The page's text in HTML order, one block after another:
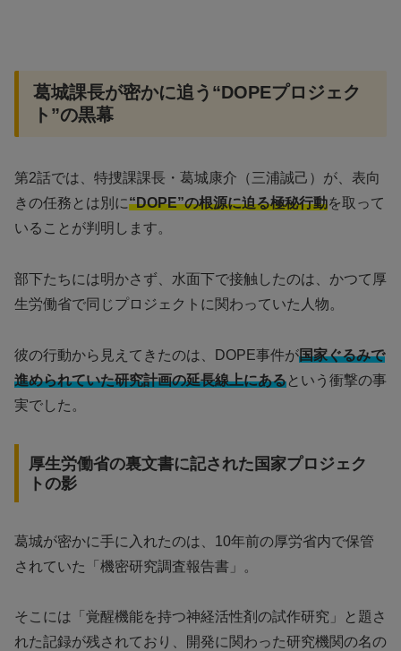
葛城課長が密かに追う“DOPEプロジェク
ト”の黒幕
第2話では、特捜課課長・葛城康介（三浦誠己）が、表向
きの任務とは別に“DOPE”の根源に迫る極秘行動を取って
いることが判明します。
部下たちには明かさず、水面下で接触したのは、かつて厚
生労働省で同じプロジェクトに関わっていた人物。
彼の行動から見えてきたのは、DOPE事件が国家ぐるみで
進められていた研究計画の延長線上にあるという衝撃の事
実でした。
厚生労働省の裏文書に記された国家プロジェク
トの影
葛城が密かに手に入れたのは、10年前の厚労省内で保管
されていた「機密研究調査報告書」。
そこには「覚醒機能を持つ神経活性剤の試作研究」と題さ
れた記録が残されており、開発に関わった研究機関の名の